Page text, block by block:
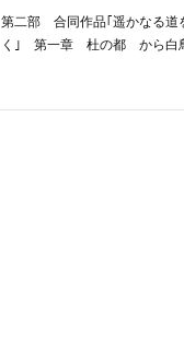
第二部 合同作品｢遥かなる道
く｣ 第一章 杜の都 から白